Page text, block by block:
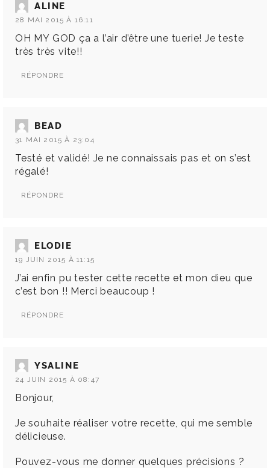
ALINE
28 MAI 2015 À 16:11
OH MY GOD ça a l’air d’être une tuerie! Je teste
très très vite!!
RÉPONDRE
BEAD
31 MAI 2015 À 23:04
Testé et validé! Je ne connaissais pas et on s’est
régalé!
RÉPONDRE
ELODIE
19 JUIN 2015 À 11:15
J’ai enfin pu tester cette recette et mon dieu que
c’est bon !! Merci beaucoup !
RÉPONDRE
YSALINE
24 JUIN 2015 À 08:47
Bonjour,
Je souhaite réaliser votre recette, qui me semble
délicieuse.
Pouvez-vous me donner quelques précisions ?